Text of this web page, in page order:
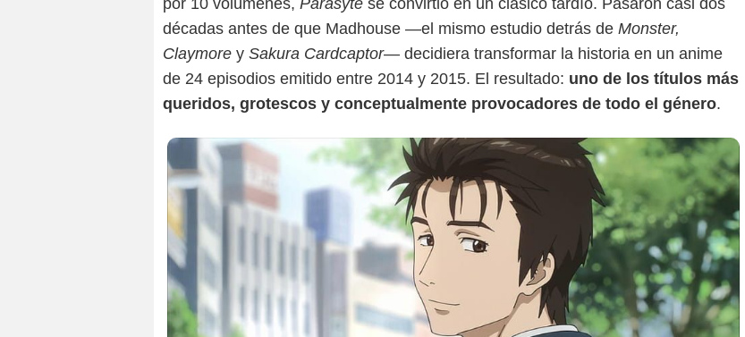
por 10 volúmenes, Parasyte se convirtió en un clásico tardío. Pasaron casi dos
décadas antes de que Madhouse —el mismo estudio detrás de Monster,
Claymore y Sakura Cardcaptor— decidiera transformar la historia en un anime
de 24 episodios emitido entre 2014 y 2015. El resultado: uno de los títulos más
queridos, grotescos y conceptualmente provocadores de todo el género.